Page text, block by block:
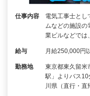
仕事内容
電気工事士とし
ムなどの施設
業ビルなどでは
給与 月給250,000円
勤務地
東京都東久留米
駅」よりバス
川県（直行・直